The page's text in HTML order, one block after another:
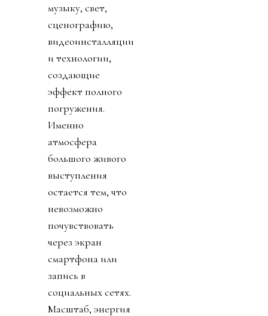
музыку, свет,
сценографию,
видеоинсталляции
и технологии,
создающие
эффект полного
погружения.
Именно
атмосфера
большого живого
выступления
остается тем, что
невозможно
почувствовать
через экран
смартфона или
запись в
социальных сетях.
Масштаб, энергия